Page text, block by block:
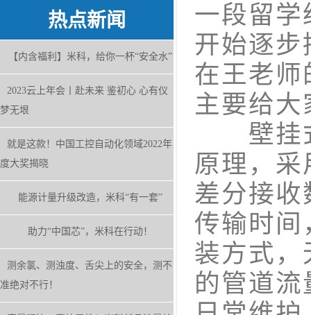
热点新闻
【内含福利】米科，给你一杯“安全水”
2023云上年会丨赴未来 鉴初心 心有仪
梦无垠
就是这款！中国工控自动化领域2022年
度大奖揭晓
能源计量升级改造，米科“有一套”
助力“中国芯”，米科在行动！
测余氯、测浊度、舌尖上的安全，测不
准绝对不行！
一段留学
开始逐
在王老师
主要给
壁挂式
原理，
差分接收
传输时间
装方式，
的管道